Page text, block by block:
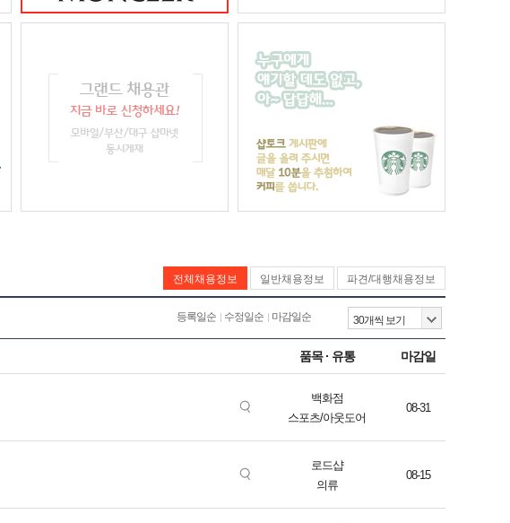
전체채용정보 일반채용정보 파견/대행채용정보
등록일순 수정일순 마감일순
품목 · 유통 마감일
백화점
스포츠/아웃도어
08-31
로드샵
의류
08-15